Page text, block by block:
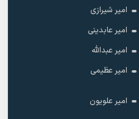
امیر شیرازی
امیر عابدینی
امیر عبدالله
امیر عظیمی
امیر علویون